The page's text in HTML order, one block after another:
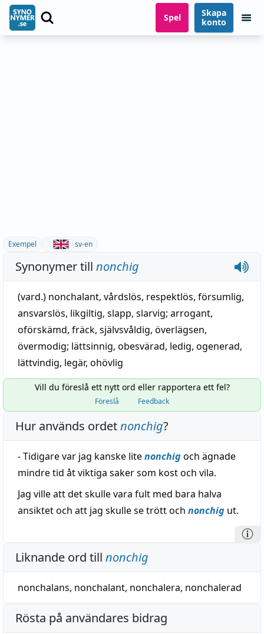
Spel
Skapa
konto
Exempel sv-en
Synonymer till nonchig
(vard.) nonchalant, vårdslös, respektlös, försumlig,
ansvarslös, likgiltig, slapp, slarvig; arrogant,
oförskämd, fräck, självsvåldig, överlägsen,
övermodig; lättsinnig, obesvärad, ledig, ogenerad,
lättvindig, legär, ohövlig
Vill du föreslå ett nytt ord eller rapportera ett fel?
Föreslå Feedback
Hur används ordetnonchig?
- Tidigare var jag kanske litenonchigoch ägnade
mindre tid åt viktiga saker som kost och vila.
Jag ville att det skulle vara fult med bara halva
ansiktet och att jag skulle se trött och nonchig ut.
Liknande ord till nonchig
nonchalans, nonchalant, nonchalera, nonchalerad
Rösta på användares bidrag